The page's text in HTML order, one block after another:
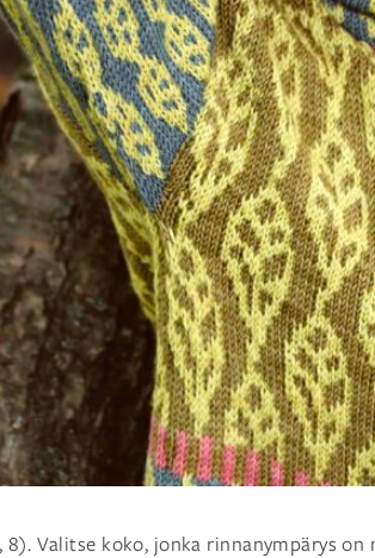
8). Valitse koko, jonka rinnanympärys